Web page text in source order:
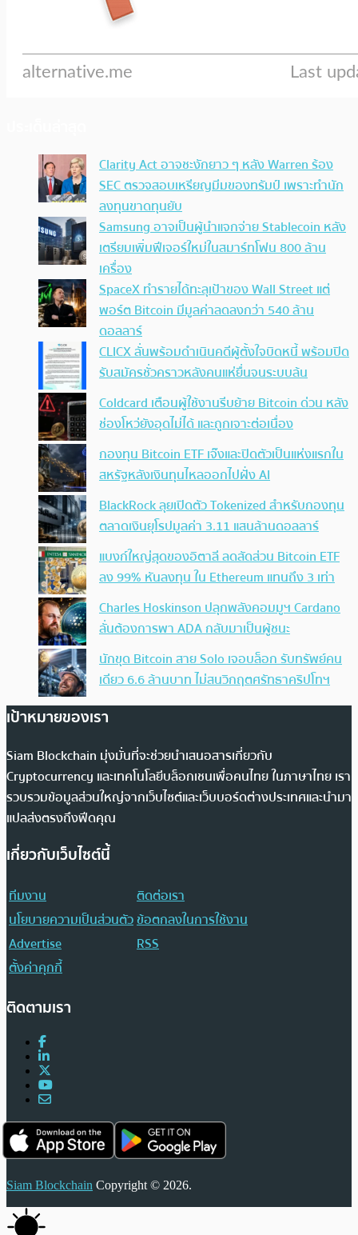
Clarity Act อาจชะงักยาว ๆ หลัง Warren ร้อง
SEC ตรวจสอบเหรียญมีมของทรัมป์ เพราะทำนัก
ลงทุนขาดทุนยับ
Samsung อาจเป็นผู้นำแจกจ่าย Stablecoin หลัง
เตรียมเพิ่มฟีเจอร์ใหม่ในสมาร์ทโฟน 800 ล้าน
เครื่อง
SpaceX ทำรายได้ทะลุเป้าของ Wall Street แต่
พอร์ต Bitcoin มีมูลค่าลดลงกว่า 540 ล้าน
ดอลลาร์
CLICX ลั่นพร้อมดำเนินคดีผู้ตั้งใจบิดหนี้ พร้อมปิด
รับสมัครชั่วคราวหลังคนแห่ยื่นจนระบบล้น
Coldcard เตือนผู้ใช้งานรีบย้าย Bitcoin ด่วน หลัง
ช่องโหว่ยังอุดไม่ได้ และถูกเจาะต่อเนื่อง
กองทุน Bitcoin ETF เจ๊งและปิดตัวเป็นแห่งแรกใน
สหรัฐหลังเงินทุนไหลออกไปฝั่ง AI
BlackRock ลุยเปิดตัว Tokenized สำหรับกองทุน
ตลาดเงินยุโรปมูลค่า 3.11 แสนล้านดอลลาร์
แบงก์ใหญ่สุดของอิตาลี ลดสัดส่วน Bitcoin ETF
ลง 99% หันลงทุน ใน Ethereum แทนถึง 3 เท่า
Charles Hoskinson ปลุกพลังคอมมูฯ Cardano
ลั่นต้องการพา ADA กลับมาเป็นผู้ชนะ
นักขุด Bitcoin สาย Solo เจอบล็อก รับทรัพย์คน
เดียว 6.6 ล้านบาท ไม่สนวิกฤตศรัทธาคริปโทฯ
เป้าหมายของเรา
Siam Blockchain มุ่งมั่นที่จะช่วยนำเสนอสารเกี่ยวกับ
Cryptocurrency และเทคโนโลยีบล็อกเชนเพื่อคนไทย ในภาษาไทย เรา
รวบรวมข้อมูลส่วนใหญ่จากเว็บไซต์และเว็บบอร์ดต่างประเทศและนำมา
แปลส่งตรงถึงฟีดคุณ
เกี่ยวกับเว็บไซต์นี้
ทีมงาน
ติดต่อเรา
นโยบายความเป็นส่วนตัวข้อตกลงในการใช้งาน
Advertise
RSS
ตั้งค่าคุกกี้
ติดตามเรา
Siam Blockchain Copyright © 2026.